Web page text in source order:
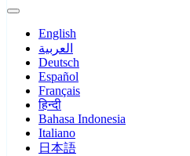
English
العربية
Deutsch
Español
Français
हिन्दी
Bahasa Indonesia
Italiano
日本語